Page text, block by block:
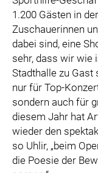
1.200 Gästen in
Zuschauerinnen
dabei sind, eine
sehr, dass wir wie
Stadthalle zu Gast
nur für Top-
sondern auch für
diesem Jahr hat
wieder den
so Uhlir, „beim
die Poesie der